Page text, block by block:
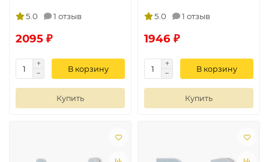
5.0 1 отзыв
2095 ₽
В корзину
Купить
5.0 1 отзыв
1946 ₽
В корзину
Купить